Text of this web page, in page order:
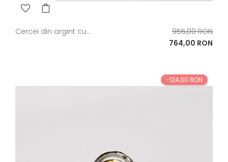
Cercei din argint cu...
Pret
de
955,00 RON
Pret
764,00 RON
-124,00 RON